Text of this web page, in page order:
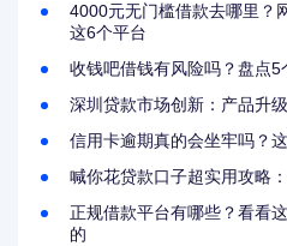
4000元无门槛借款去哪里？
这6个平台
收钱吧借钱有风险吗？盘点
深圳贷款市场创新：产品升
信用卡逾期真的会坐牢吗？
喊你花贷款口子超实用攻略
正规借款平台有哪些？看看
的